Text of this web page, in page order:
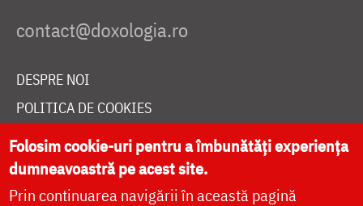
DESPRE NOI
POLITICA DE COOKIES
DONEAZĂ ONLINE PENTRU CATEDRALA NAȚIONALĂ
LIVE
Folosim cookie-uri pentru a îmbunătăți experiența
dumneavoastră pe acest site.
Prin continuarea navigării în această pagină